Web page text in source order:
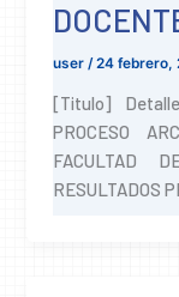
user/24 febrero,
[Titulo]
PROCESO
FACULTAD
RESULTADOS